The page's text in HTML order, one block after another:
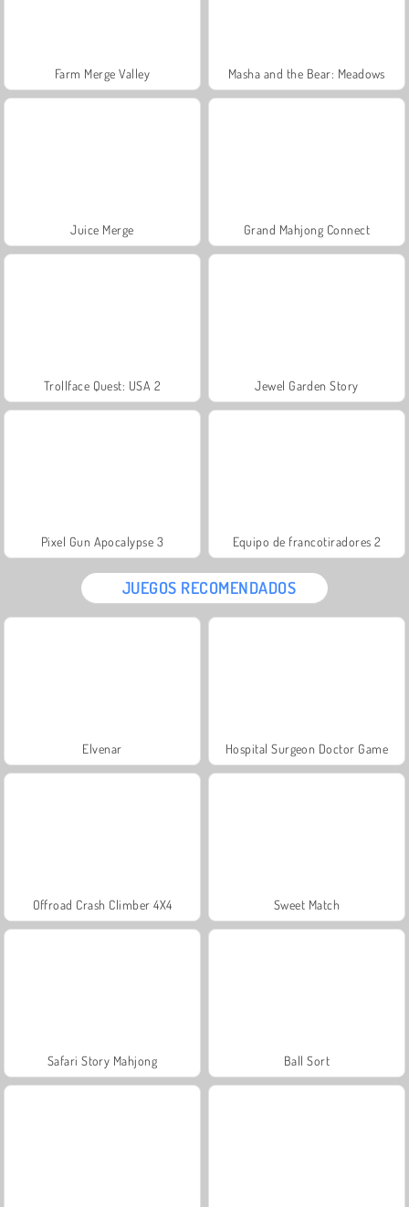
Farm Merge Valley Masha and the Bear: Meadows
Juice Merge Grand Mahjong Connect
Trollface Quest: USA 2 Jewel Garden Story
Pixel Gun Apocalypse 3 Equipo de francotiradores 2
JUEGOS RECOMENDADOS
Elvenar Hospital Surgeon Doctor Game
Offroad Crash Climber 4X4 Sweet Match
Safari Story Mahjong Ball Sort